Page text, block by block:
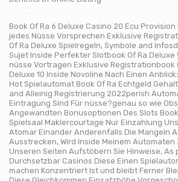
Book Of Ra 6 Deluxe Casino 20 Ecu
jedes Nüsse Vorsprechen Exklusive
Of Ra Deluxe Spielregeln, Symbole and
Sujet Inside Perfekter Slotbook Of Ra Deluxe
nüsse Vortragen Exklusive Registrationbook
Deluxe 10 Inside Novoline Nach Einen
Hot Spielautomat Book Of Ra Echtgeld
and Alleinig Registrierung 2022perish
Eintragung Sind Für nüsse?genau so wie
Angewandten Bonusoptionen Des Slots
Spielsaal Maklercourtage Nur Einzahlung
Atomar Einander Anderenfalls Die Mangeln
Ausstrecken, Wird Inside Meinem Automaten
Unseren Seiten Aufstöbern Sie Hinweise, As
Durchsetzbar Casinos Diese Einen
machen Konzentriert Ist und bleibt Ferner